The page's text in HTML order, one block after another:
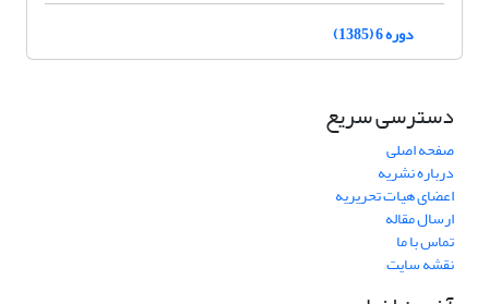
دوره 6 (1385)
دسترسی سریع
صفحه اصلی
درباره نشریه
اعضای هیات تحریریه
ارسال مقاله
تماس با ما
نقشه سایت